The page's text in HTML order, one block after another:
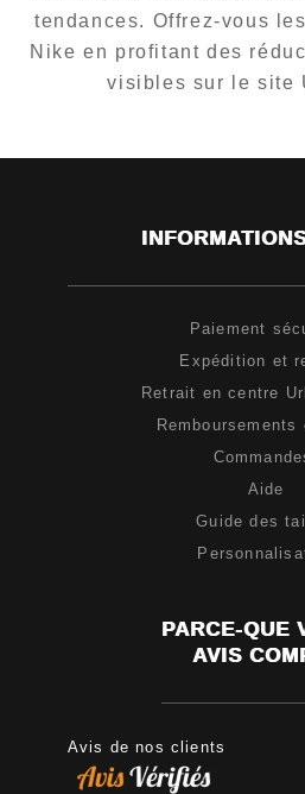
tendances. Offrez-vous
Nike en profitant des
visibles sur le site
Paiement
Expédition et
Retrait en centre
Remboursements
Aide
Guide des
PARCE-QUE
AVIS
Avis de nos clients